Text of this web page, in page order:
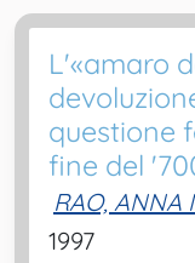
L'«amaro
questione
fine del
RAO, ANNA
1997